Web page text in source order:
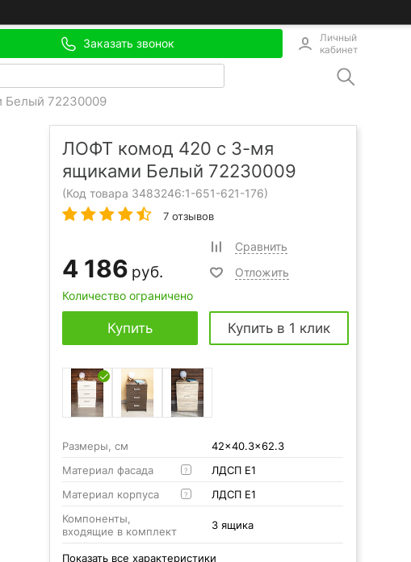
Заказать звонок
Личный
кабинет
72230009
ЛОФТ комод 420 с 3-мя
ящиками Белый 72230009
(Код товара 3483246:1-651-621-176)
7 отзывов
4 186 руб.
Количество ограничено
Сравнить
Отложить
Купить Купить в 1 клик
Размеры, см
42x40.3x62.3
Материал фасада
?
ЛДСП Е1
Материал корпуса
?
ЛДСП Е1
Компоненты,
входящие в комплект
3 ящика
Показать все характеристики